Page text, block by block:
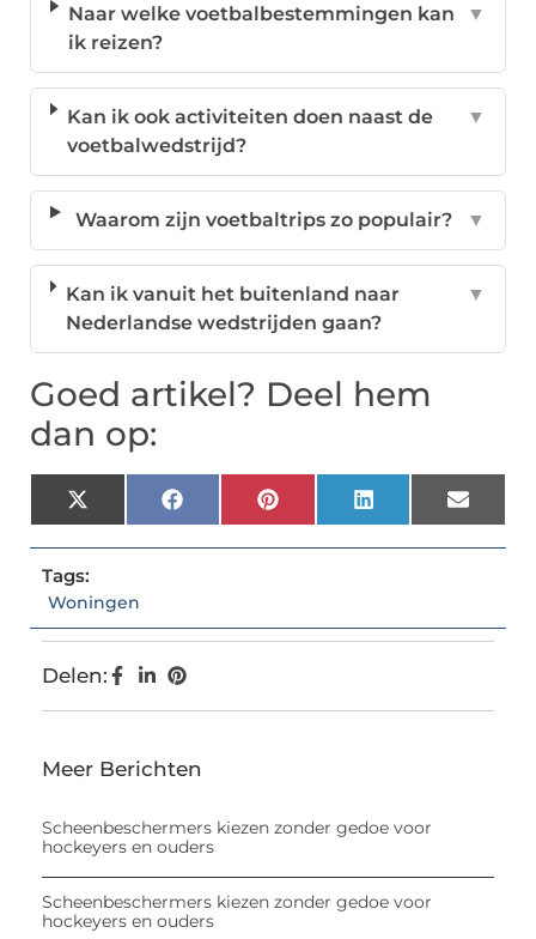
Naar welke voetbalbestemmingen kan
ik reizen?
▼
Kan ik ook activiteiten doen naast de
voetbalwedstrijd?
▼
Waarom zijn voetbaltrips zo populair? ▼
Kan ik vanuit het buitenland naar
Nederlandse wedstrijden gaan?
▼
Goed artikel? Deel hem
dan op:
X
(Twitter)
FacebookPinterestLinkedIn Email
Tags:
Woningen
Delen:
Meer Berichten
Scheenbeschermers kiezen zonder gedoe voor
hockeyers en ouders
Scheenbeschermers kiezen zonder gedoe voor
hockeyers en ouders